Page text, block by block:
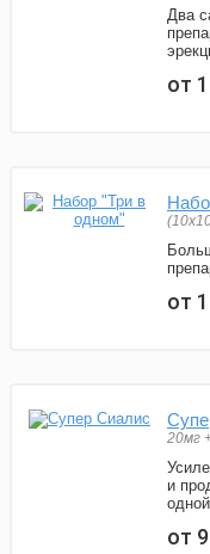
Два
от
от
20мг
и
от